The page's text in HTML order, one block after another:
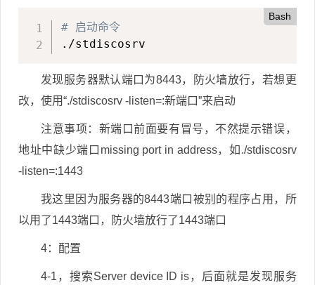
Bash
# 启动命令
./stdiscosrv
发现服务器默认端口为8443，防火墙放行，若想更
改，使用“./stdiscosrv -listen=:新端口”来启动
注意事项：新端口前面要有冒号，不然提示错误，
地址中缺少端口missing port in address，如./stdiscosrv
-listen=:1443
我这里因为服务器的8443端口被别的程序占用，所
以用了1443端口，防火墙放行了1443端口
4：配置
4-1，搜索Server device ID is，后面就是发现服务